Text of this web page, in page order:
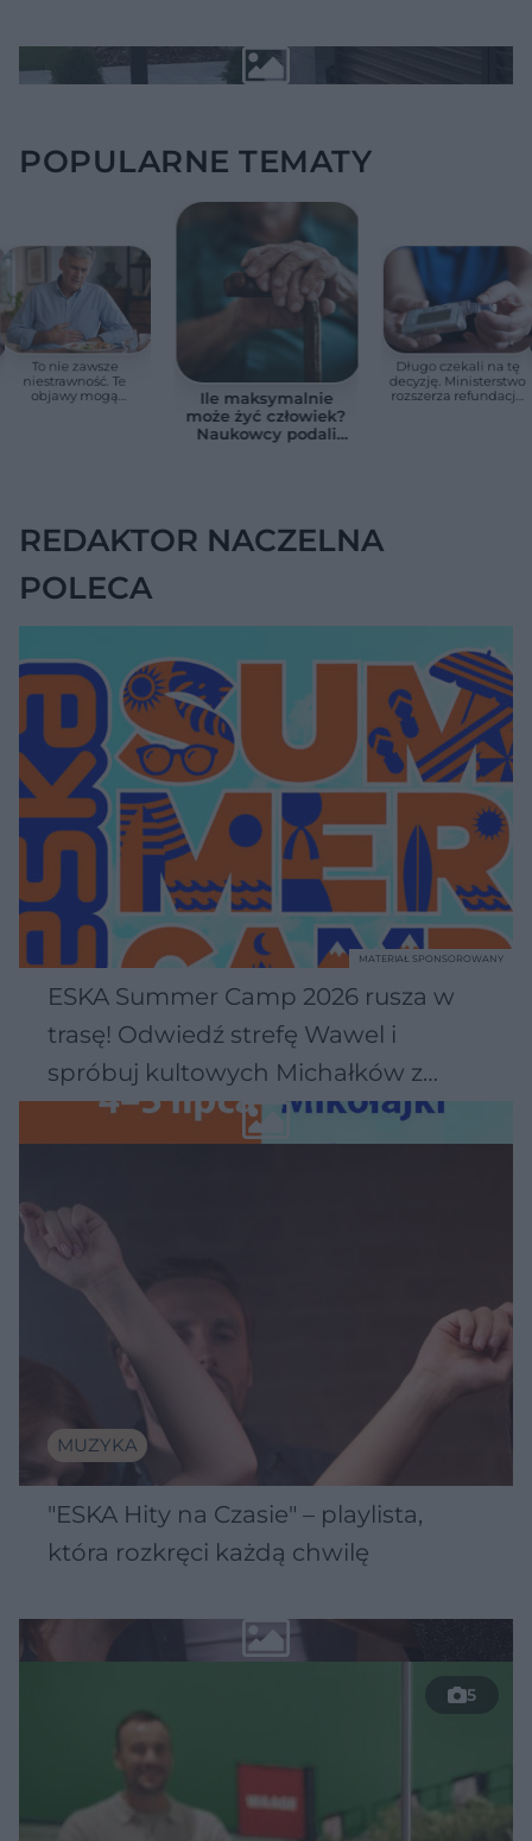
POPULARNE TEMATY
To nie zawsze
niestrawność. Te
objawy mogą
Ile maksymalnie
może żyć człowiek?
Naukowcy podali
Długo czekali na tę
decyzję. Ministerstwo
rozszerza refundację
REDAKTOR NACZELNA
POLECA
ESKA Summer Camp 2026 rusza w
trasę! Odwiedź strefę Wawel i
spróbuj kultowych Michałków z
Wawelu
MATERIAŁ SPONSOROWANY
MUZYKA
"ESKA Hity na Czasie" – playlista,
która rozkręci każdą chwilę
5